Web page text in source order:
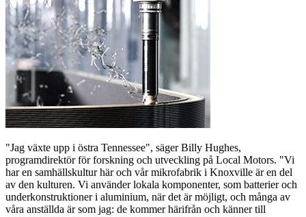
"Jag växte upp i östra Tennessee", säger Billy Hughes,
programdirektör för forskning och utveckling på Local Motors. "Vi
har en samhällskultur här och vår mikrofabrik i Knoxville är en del
av den kulturen. Vi använder lokala komponenter, som batterier och
underkonstruktioner i aluminium, när det är möjligt, och många av
våra anställda är som jag: de kommer härifrån och känner till